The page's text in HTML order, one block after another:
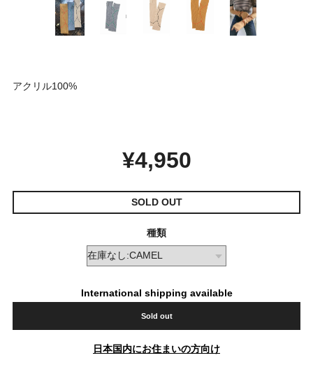
アクリル100%
¥4,950
SOLD OUT
種類
International shipping available
Sold out
日本国内にお住まいの方向け